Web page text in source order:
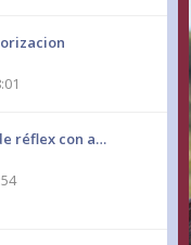
réflex con a…